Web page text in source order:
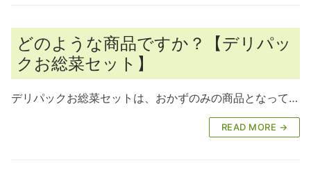
どのような商品ですか？【デリパッ
クお総菜セット】
デリパックお総菜セットは、おかずのみの商品となって…
READ MORE →